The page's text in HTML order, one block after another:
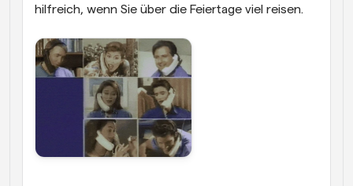
hilfreich, wenn Sie über die Feiertage viel reisen.